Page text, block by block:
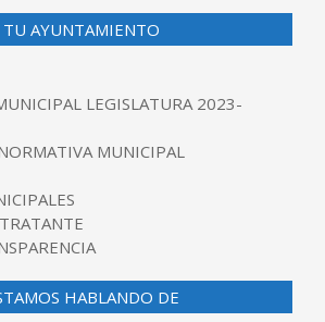
TU AYUNTAMIENTO
LEGISLATURA 2023-
MUNICIPAL
HABLANDO DE